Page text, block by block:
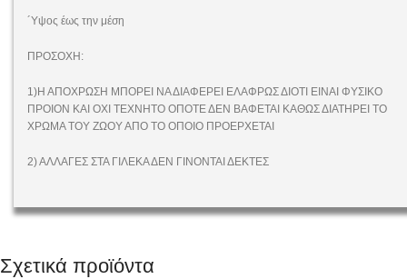
´Υψος έως την μέση
ΠΡΟΣΟΧΗ:
1)Η ΑΠΟΧΡΩΣΗ ΜΠΟΡΕΙ ΝΑ ΔΙΑΦΕΡΕΙ ΕΛΑΦΡΩΣ ΔΙΟΤΙ ΕΙΝΑΙ ΦΥΣΙΚΟ
ΠΡΟΙΟΝ ΚΑΙ ΟΧΙ ΤΕΧΝΗΤΟ ΟΠΟΤΕ ΔΕΝ ΒΑΦΕΤΑΙ ΚΑΘΩΣ ΔΙΑΤΗΡΕΙ ΤΟ
ΧΡΩΜΑ ΤΟΥ ΖΩΟΥ ΑΠΟ ΤΟ ΟΠΟΙΟ ΠΡΟΕΡΧΕΤΑΙ
2) ΑΛΛΑΓΕΣ ΣΤΑ ΓΙΛΕΚΑ ΔΕΝ ΓΙΝΟΝΤΑΙ ΔΕΚΤΕΣ
Σχετικά προϊόντα